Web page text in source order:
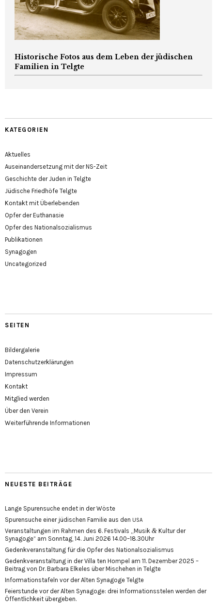
Historische Fotos aus dem Leben der jüdischen
Familien in Telgte
KATEGORIEN
Aktuelles
Auseinandersetzung mit der NS-Zeit
Geschichte der Juden in Telgte
Jüdische Friedhöfe Telgte
Kontakt mit Überlebenden
Opfer der Euthanasie
Opfer des Nationalsozialismus
Publikationen
Synagogen
Uncategorized
SEITEN
Bildergalerie
Datenschutzerklärungen
Impressum
Kontakt
Mitglied werden
Über den Verein
Weiterführende Informationen
NEUESTE BEITRÄGE
Lange Spurensuche endet in der Wöste
Spurensuche einer jüdischen Familie aus den USA
Veranstaltungen im Rahmen des 6. Festivals „Musik & Kultur der
Synagoge“ am Sonntag, 14. Juni 2026 14.00–18.30Uhr
Gedenkveranstaltung für die Opfer des Nationalsozialismus
Gedenkveranstaltung in der Villa ten Hompel am 11. Dezember 2025 –
Beitrag von Dr. Barbara Elkeles über Mischehen in Telgte
Informationstafeln vor der Alten Synagoge Telgte
Feierstunde vor der Alten Synagoge: drei Informationsstelen werden der
Öffentlichkeit übergeben.